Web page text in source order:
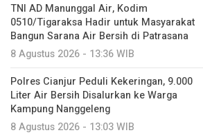
TNI AD Manunggal Air, Kodim
0510/Tigaraksa Hadir untuk Masyarakat
Bangun Sarana Air Bersih di Patrasana
8 Agustus 2026 - 13:36 WIB
Polres Cianjur Peduli Kekeringan, 9.000
Liter Air Bersih Disalurkan ke Warga
Kampung Nanggeleng
8 Agustus 2026 - 13:03 WIB